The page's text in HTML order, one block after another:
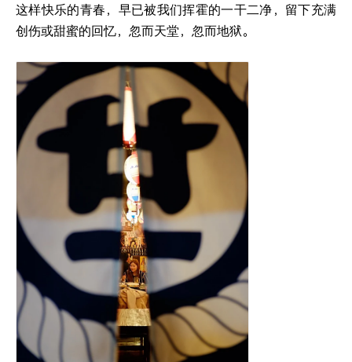
这样快乐的青春，早已被我们挥霍的一干二净，留下充满
创伤或甜蜜的回忆，忽而天堂，忽而地狱。